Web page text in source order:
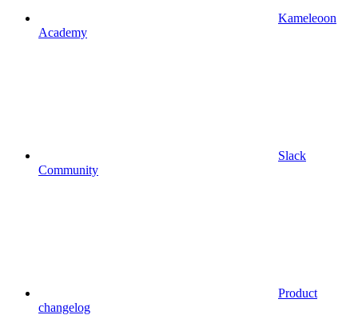
Kameleoon
Academy
Slack
Community
Product
changelog